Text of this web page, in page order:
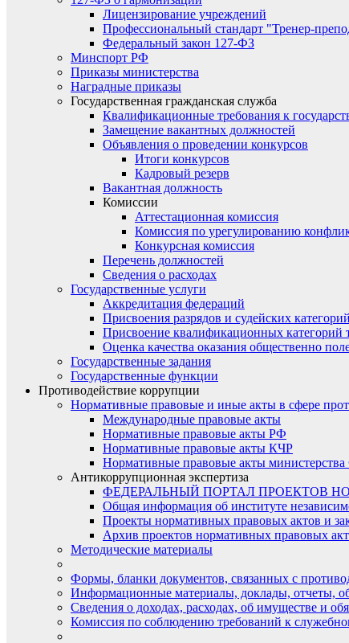
Лицензирование учреждений
Профессиональный стандарт "Тренер-
Федеральный закон 127-ФЗ
Минспорт РФ
Приказы министерства
Наградные приказы
Государственная гражданская служба
Квалификационные требования к
Замещение вакантных должностей
Объявления о проведении конкурсов
Итоги конкурсов
Кадровый резерв
Вакантная должность
Комиссии
Аттестационная комиссия
Комиссия по урегулированию
Конкурсная комиссия
Перечень должностей
Сведения о расходах
Государственные услуги
Аккредитация федераций
Присвоения разрядов и судейских категорий
Присвоение квалификационных категорий
Оценка качества оказания общественно
Государственные задания
Государственные функции
Противодействие коррупции
Нормативные правовые и иные акты в сфере
Международные правовые акты
Нормативные правовые акты РФ
Нормативные правовые акты КЧР
Нормативные правовые акты
Антикоррупционная экспертиза
ФЕДЕРАЛЬНЫЙ ПОРТАЛ ПРОЕКТОВ
Общая информация об институте
Проекты нормативных правовых актов и
Архив проектов нормативных правовых
Методические материалы
Формы, бланки документов, связанных с
Информационные материалы, доклады, отчеты,
Сведения о доходах, расходах, об имуществе и
Комиссия по соблюдению требований к